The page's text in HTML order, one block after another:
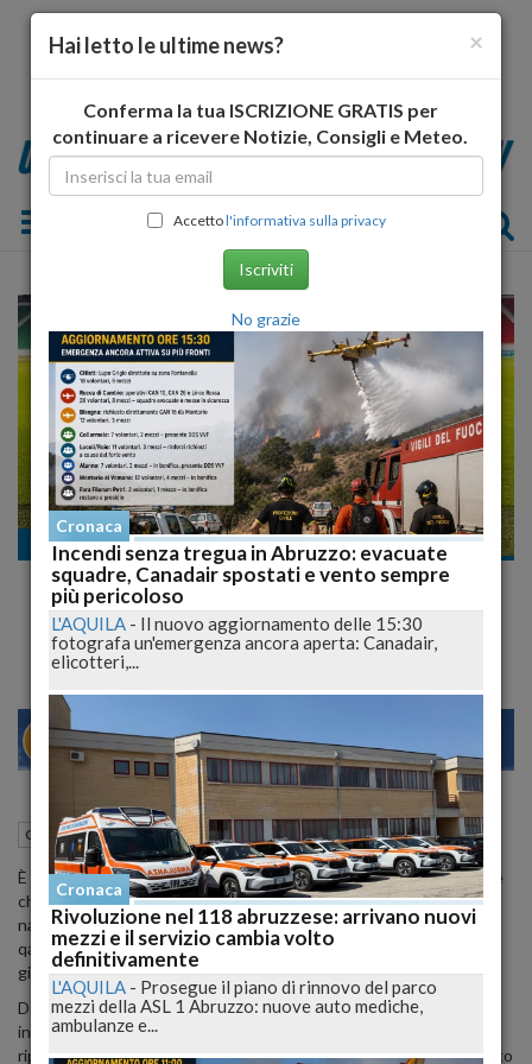
Toggle navigation
Cronaca
Marco Verratti lascia il Paris-Saint-Germain
e si unisce ad Al-Arabi in Qatar
MILANO 23
Cronaca Pescara (PE) 15 Settembre 2023 13:37
È ufficiale: Marco Verratti, il talentuoso centrocampista abruzzese
che è stato una colonna portante del Paris-Saint-Germain e della
nazionale italiana, ha annunciato il suo trasferimento al club
qatariota, Al-Arabi. Il giocatore aveva fatto il suo arrivo a Doha il
giorno precedente per sostenere le visite mediche di rito.
Dopo undici anni trascorsi al Psg, Verratti ha deciso di
intraprendere questa nuova avventura in Qatar. Secondo quanto
riportato dalla stampa francese, il trentenne centrocampista, molto
×
Hai letto le ultime news?
Conferma la tua ISCRIZIONE GRATIS per
continuare a ricevere Notizie, Consigli e Meteo.
Accettol'informativa sulla privacy
Iscriviti
No grazie
Cronaca
Incendi senza tregua in Abruzzo: evacuate
squadre, Canadair spostati e vento sempre
più pericoloso
L'AQUILA - Il nuovo aggiornamento delle 15:30
fotografa un'emergenza ancora aperta: Canadair,
elicotteri,...
Cronaca
Rivoluzione nel 118 abruzzese: arrivano nuovi
mezzi e il servizio cambia volto
definitivamente
L'AQUILA - Prosegue il piano di rinnovo del parco
mezzi della ASL 1 Abruzzo: nuove auto mediche,
ambulanze e...